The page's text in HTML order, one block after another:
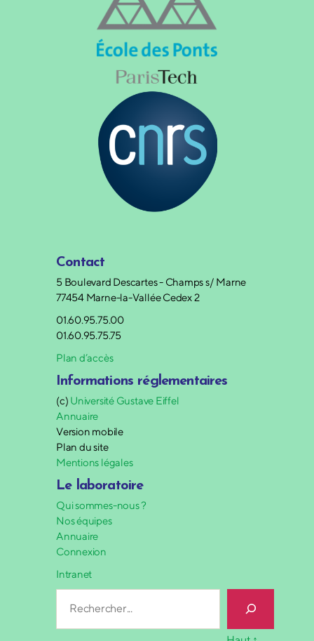
Contact
5 Boulevard Descartes - Champs s/ Marne
77454 Marne-la-Vallée Cedex 2
01.60.95.75.00
01.60.95.75.75
Plan d’accès
Informations réglementaires
(c) Université Gustave Eiffel
Annuaire
Version mobile
Plan du site
Mentions légales
Le laboratoire
Qui sommes-nous ?
Nos équipes
Annuaire
Connexion
Intranet